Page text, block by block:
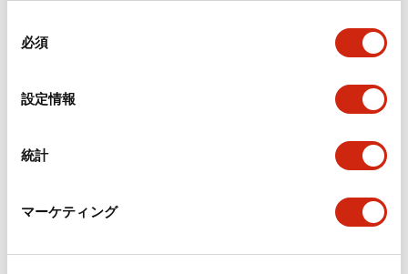
必須
設定情報
統計
マーケティング
電気的仕様(照光部定格)
環境仕様
機能仕様